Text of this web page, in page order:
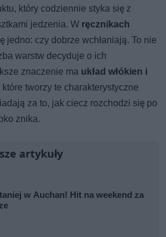
który codziennie styka się z
jedzenia. W ręcznikach
jedno: czy dobrze wchłaniają. To nie
warstw decyduje o ich
znaczenie ma układ włókien i
które tworzy te charakterystyczne
za to, jak ciecz rozchodzi się po
znika.
artykuły
w Auchan! Hit na weekend za